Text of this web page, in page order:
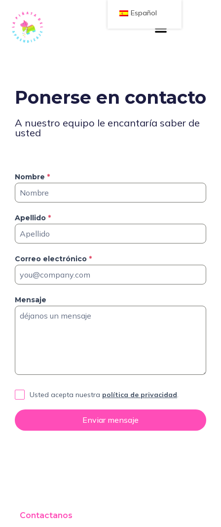
Ponerse en contacto
A nuestro equipo le encantaría saber de
usted
Nombre *
Apellido *
Correo electrónico *
Mensaje
Usted acepta nuestra política de privacidad.
Enviar mensaje
Contactanos
Español